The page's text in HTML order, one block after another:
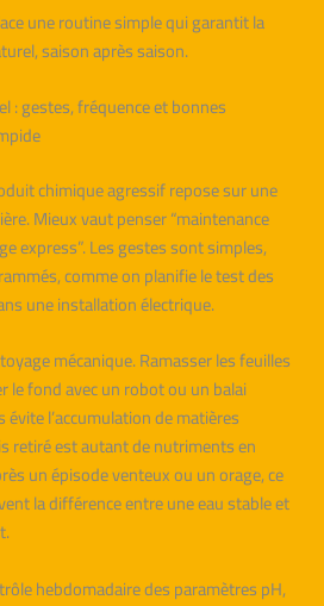
une routine simple qui garantit la
saison après saison.
: gestes, fréquence et bonnes
chimique agressif repose sur une
Mieux vaut penser “maintenance
express”. Les gestes sont simples,
comme on planifie le test des
une installation électrique.
mécanique. Ramasser les feuilles
le fond avec un robot ou un balai
l’accumulation de matières
retiré est autant de nutriments en
un épisode venteux ou un orage, ce
la différence entre une eau stable et
hebdomadaire des paramètres pH,